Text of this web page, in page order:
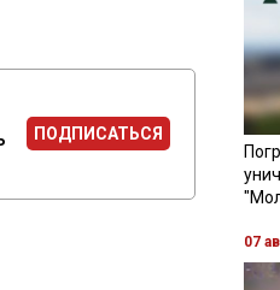
ПОДПИСАТЬСЯ
07